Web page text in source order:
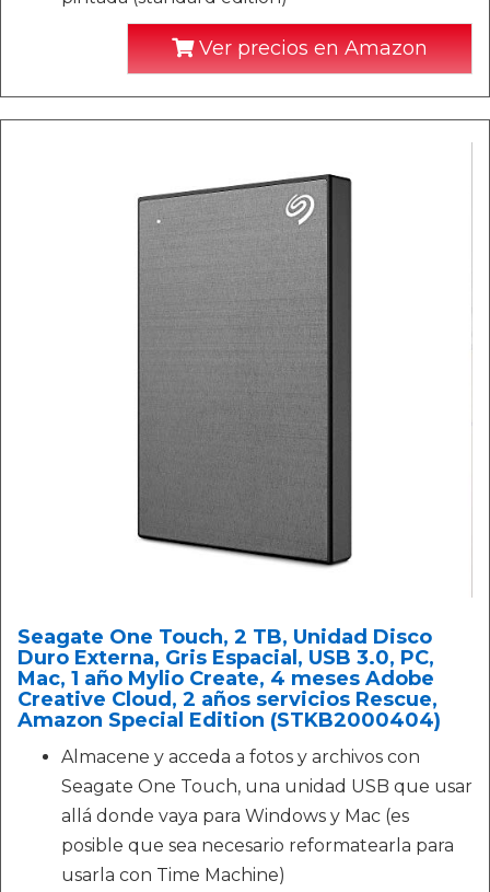
Ver precios en Amazon
Seagate One Touch, 2 TB, Unidad Disco
Duro Externa, Gris Espacial, USB 3.0, PC,
Mac, 1 año Mylio Create, 4 meses Adobe
Creative Cloud, 2 años servicios Rescue,
Amazon Special Edition (STKB2000404)
Almacene y acceda a fotos y archivos con
Seagate One Touch, una unidad USB que usar
allá donde vaya para Windows y Mac (es
posible que sea necesario reformatearla para
usarla con Time Machine)